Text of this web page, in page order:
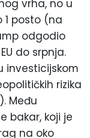
vrha, no u
posto (na
odgodio
do srpnja.
investicijskom
rizika
Među
bakar, koji je
na oko